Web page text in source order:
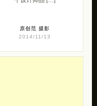
原创范 摄影
2014/11/13